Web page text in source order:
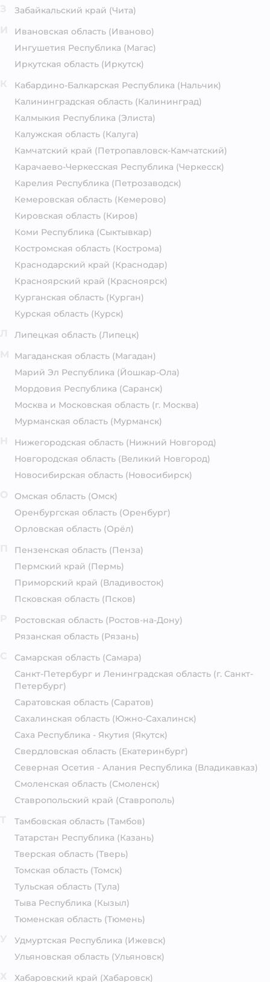
Забайкальский край (Чита)
Ивановская область (Иваново)
Ингушетия Республика (Магас)
Иркутская область (Иркутск)
Кабардино-Балкарская Республика (Нальчик)
Калининградская область (Калининград)
Калмыкия Республика (Элиста)
Калужская область (Калуга)
Камчатский край (Петропавловск-Камчатский)
Карачаево-Черкесская Республика (Черкесск)
Карелия Республика (Петрозаводск)
Кемеровская область (Кемерово)
Кировская область (Киров)
Коми Республика (Сыктывкар)
Костромская область (Кострома)
Краснодарский край (Краснодар)
Красноярский край (Красноярск)
Курганская область (Курган)
Курская область (Курск)
Липецкая область (Липецк)
Магаданская область (Магадан)
Марий Эл Республика (Йошкар-Ола)
Мордовия Республика (Саранск)
Москва и Московская область (г. Москва)
Мурманская область (Мурманск)
Нижегородская область (Нижний Новгород)
Новгородская область (Великий Новгород)
Новосибирская область (Новосибирск)
Омская область (Омск)
Оренбургская область (Оренбург)
Орловская область (Орёл)
Пензенская область (Пенза)
Пермский край (Пермь)
Приморский край (Владивосток)
Псковская область (Псков)
Ростовская область (Ростов-на-Дону)
Рязанская область (Рязань)
Самарская область (Самара)
Санкт-Петербург и Ленинградская область (г. Санкт-
Петербург)
Саратовская область (Саратов)
Сахалинская область (Южно-Сахалинск)
Саха Республика - Якутия (Якутск)
Свердловская область (Екатеринбург)
Северная Осетия - Алания Республика (Владикавказ)
Смоленская область (Смоленск)
Ставропольский край (Ставрополь)
Тамбовская область (Тамбов)
Татарстан Республика (Казань)
Тверская область (Тверь)
Томская область (Томск)
Тульская область (Тула)
Тыва Республика (Кызыл)
Тюменская область (Тюмень)
Удмуртская Республика (Ижевск)
Ульяновская область (Ульяновск)
Хабаровский край (Хабаровск)